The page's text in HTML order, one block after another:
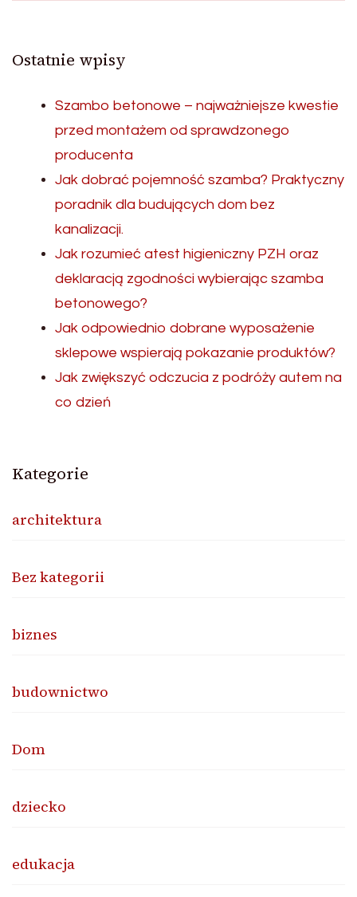
Ostatnie wpisy
Szambo betonowe – najważniejsze kwestie
przed montażem od sprawdzonego
producenta
Jak dobrać pojemność szamba? Praktyczny
poradnik dla budujących dom bez
kanalizacji.
Jak rozumieć atest higieniczny PZH oraz
deklaracją zgodności wybierając szamba
betonowego?
Jak odpowiednio dobrane wyposażenie
sklepowe wspierają pokazanie produktów?
Jak zwiększyć odczucia z podróży autem na
co dzień
Kategorie
architektura
Bez kategorii
biznes
budownictwo
Dom
dziecko
edukacja